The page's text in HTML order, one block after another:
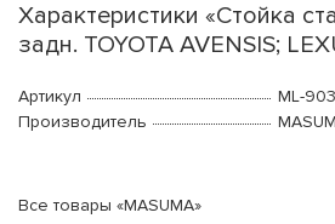
Характеристики «Стойка
задн. TOYOTA AVENSIS;
Артикул
ML-
Производитель
Все товары «MASUMA»